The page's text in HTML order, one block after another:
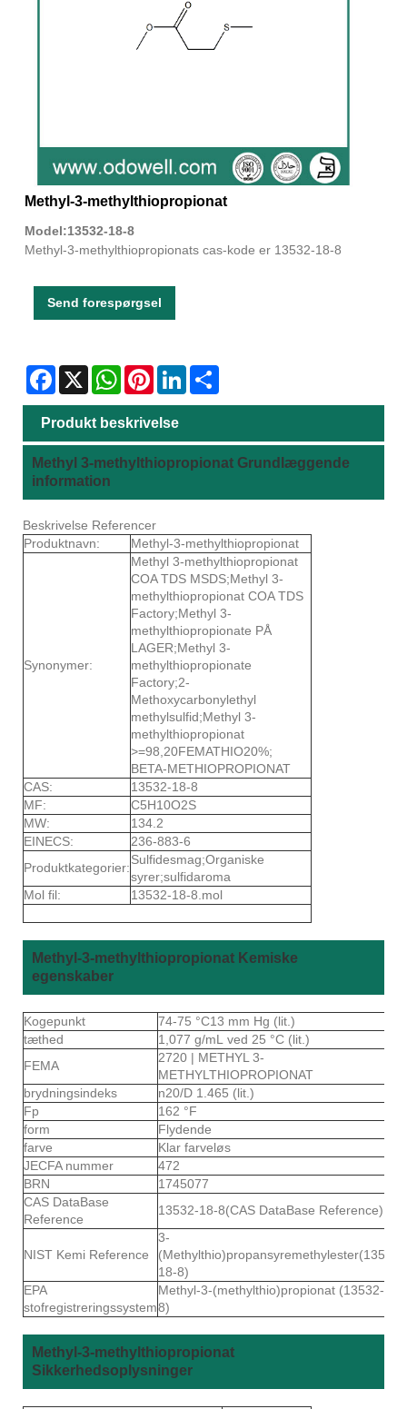
Methyl-3-methylthiopropionat
Model:13532-18-8
Methyl-3-methylthiopropionats cas-kode er 13532-18-8
Send forespørgsel
Facebook
X WhatsAppPinterestLinkedIn
Produkt beskrivelse
Methyl 3-methylthiopropionat Grundlæggende
information
Beskrivelse Referencer
Produktnavn:
Methyl-3-methylthiopropionat
Synonymer:
Methyl 3-methylthiopropionat
COA TDS MSDS;Methyl 3-
methylthiopropionat COA TDS
Factory;Methyl 3-
methylthiopropionate PÅ
LAGER;Methyl 3-
methylthiopropionate
Factory;2-
Methoxycarbonylethyl
methylsulfid;Methyl 3-
methylthiopropionat
>=98,20FEMATHIO20%;
BETA-METHIOPROPIONAT
CAS:
13532-18-8
MF:
C5H10O2S
MW:
134.2
EINECS:
236-883-6
Produktkategorier:
Sulfidesmag;Organiske
syrer;sulfidaroma
Mol fil:
13532-18-8.mol
Methyl-3-methylthiopropionat Kemiske
egenskaber
Kogepunkt
74-75 °C13 mm Hg (lit.)
tæthed
1,077 g/mL ved 25 °C (lit.)
FEMA
2720 ​​| METHYL 3-
METHYLTHIOPROPIONAT
brydningsindeks
n20/D 1.465 (lit.)
Fp
162 °F
form
Flydende
farve
Klar farveløs
JECFA nummer
472
BRN
1745077
CAS DataBase
Reference
13532-18-8(CAS DataBase Reference)
NIST Kemi Reference
3-
(Methylthio)propansyremethylester(13532-
18-8)
EPA
stofregistreringssystem
Methyl-3-(methylthio)propionat (13532-18-
8)
Methyl-3-methylthiopropionat
Sikkerhedsoplysninger